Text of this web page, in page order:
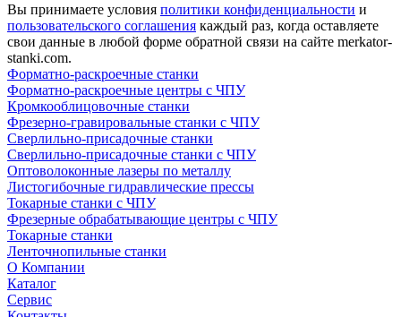
Вы принимаете условия политики конфиденциальности и
пользовательского соглашения каждый раз, когда оставляете
свои данные в любой форме обратной связи на сайте merkator-
stanki.com.
Форматно-раскроечные станки
Форматно-раскроечные центры с ЧПУ
Кромкооблицовочные cтанки
Фрезерно-гравировальные станки с ЧПУ
Сверлильно-присадочные станки
Сверлильно-присадочные станки с ЧПУ
Оптоволоконные лазеры по металлу
Листогибочные гидравлические прессы
Токарные станки с ЧПУ
Фрезерные обрабатывающие центры с ЧПУ
Токарные станки
Ленточнопильные станки
О Компании
Каталог
Сервис